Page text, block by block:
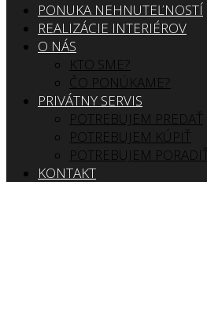
PONUKA NEHNUTEĽNOSTÍ
REALIZÁCIE INTERIÉROV
O NÁS
KTO SME?
ČO PONÚKAME?
PRIVÁTNY SERVIS
POTREBUJEM PREDAŤ
POTREBUJEM KÚPIŤ
POTREBUJEM PORADIŤ
KONTAKT